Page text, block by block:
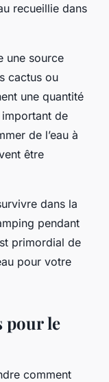
recueillie dans
une source
cactus ou
une quantité
important de
de l’eau à
être
dans la
pendant
primordial de
pour votre
pour le
comment